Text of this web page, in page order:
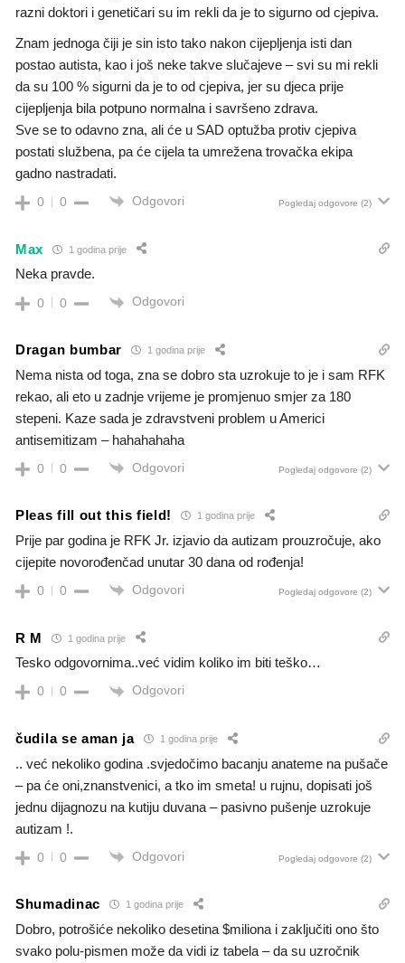
razni doktori i genetičari su im rekli da je to sigurno od cjepiva.
Znam jednoga čiji je sin isto tako nakon cijepljenja isti dan
postao autista, kao i još neke takve slučajeve – svi su mi rekli
da su 100 % sigurni da je to od cjepiva, jer su djeca prije
cijepljenja bila potpuno normalna i savršeno zdrava.
Sve se to odavno zna, ali će u SAD optužba protiv cjepiva
postati službena, pa će cijela ta umrežena trovačka ekipa
gadno nastradati.
0 0 Odgovori Pogledaj odgovore (2)
Max 1 godina prije
Neka pravde.
0 0 Odgovori
Dragan bumbar 1 godina prije
Nema nista od toga, zna se dobro sta uzrokuje to je i sam RFK
rekao, ali eto u zadnje vrijeme je promjenuo smjer za 180
stepeni. Kaze sada je zdravstveni problem u Americi
antisemitizam – hahahahaha
0 0 Odgovori Pogledaj odgovore (2)
Pleas fill out this field! 1 godina prije
Prije par godina je RFK Jr. izjavio da autizam prouzročuje, ako
cijepite novorođenčad unutar 30 dana od rođenja!
0 0 Odgovori Pogledaj odgovore (2)
R M 1 godina prije
Tesko odgovornima..već vidim koliko im biti teško…
0 0 Odgovori
čudila se aman ja 1 godina prije
.. već nekoliko godina .svjedočimo bacanju anateme na pušače
– pa će oni,znanstvenici, a tko im smeta! u rujnu, dopisati još
jednu dijagnozu na kutiju duvana – pasivno pušenje uzrokuje
autizam !.
0 0 Odgovori Pogledaj odgovore (2)
Shumadinac 1 godina prije
Dobro, potrošiće nekoliko desetina $miliona i zaključiti ono što
svako polu-pismen može da vidi iz tabela – da su uzročnik